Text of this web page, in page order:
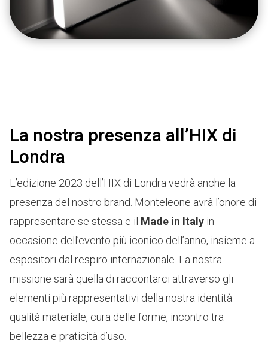
La nostra presenza all’HIX di
Londra
L’edizione 2023 dell’HIX di Londra vedrà anche la
presenza del nostro brand. Monteleone avrà l’onore di
rappresentare se stessa e il Made in Italy in
occasione dell’evento più iconico dell’anno, insieme a
espositori dal respiro internazionale. La nostra
missione sarà quella di raccontarci attraverso gli
elementi più rappresentativi della nostra identità:
qualità materiale, cura delle forme, incontro tra
bellezza e praticità d’uso.